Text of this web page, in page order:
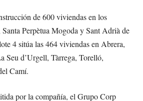
de 600 viviendas en los
Perpètua Mogoda y Sant Adrià de
4 sitúa las 464 viviendas en Abrera,
Seu d’Urgell, Tàrrega, Torelló,
Camí.
por la compañía, el Grupo Corp